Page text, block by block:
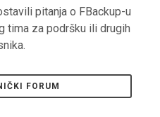
pitanja o FBackup-u
tima za podršku ili drugih
FORUM